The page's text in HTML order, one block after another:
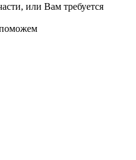
или Вам требуется